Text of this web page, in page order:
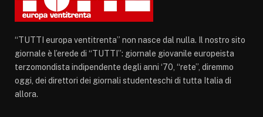
“TUTTI europa ventitrenta” non nasce dal nulla. Il nostro sito
giornale è l’erede di “TUTTI”: giornale giovanile europeista
terzomondista indipendente degli anni ‘70, “rete”, diremmo
oggi, dei direttori dei giornali studenteschi di tutta Italia di
allora.